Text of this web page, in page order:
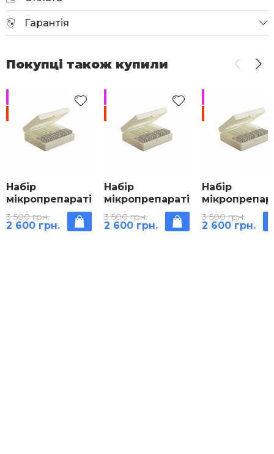
Гарантія
Покупці також купили
Набір
мікропрепаратів
Зоологія 100
штук
3 500 грн.
2 600 грн.
Набір
мікропрепаратів
Ботаніка-1 (110
штук)
3 500 грн.
2 600 грн.
Набір
Анатомія
штук)
3 500 грн.
2 600 грн.